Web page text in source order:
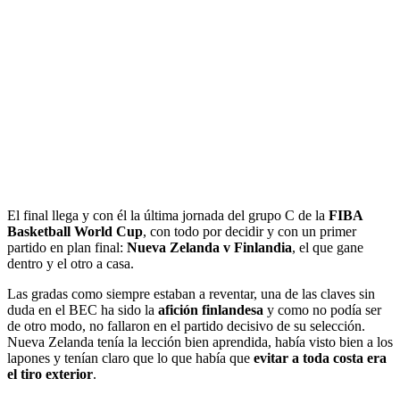
El final llega y con él la última jornada del grupo C de la FIBA
Basketball World Cup, con todo por decidir y con un primer
partido en plan final: Nueva Zelanda v Finlandia, el que gane
dentro y el otro a casa.
Las gradas como siempre estaban a reventar, una de las claves sin
duda en el BEC ha sido la afición finlandesa y como no podía ser
de otro modo, no fallaron en el partido decisivo de su selección.
Nueva Zelanda tenía la lección bien aprendida, había visto bien a los
lapones y tenían claro que lo que había que evitar a toda costa era
el tiro exterior.